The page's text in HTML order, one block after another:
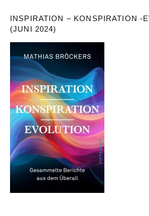
INSPIRATION – KONSPIRATION -
(JUNI 2024)